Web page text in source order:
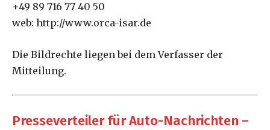
+49 89 716 77 40 50
web: http://www.orca-isar.de
Die Bildrechte liegen bei dem Verfasser der
Mitteilung.
Presseverteiler für Auto-Nachrichten –